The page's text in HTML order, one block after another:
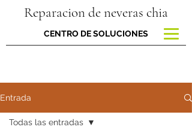
Reparacion de neveras chia
CENTRO DE SOLUCIONES
Entrada
Todas las entradas